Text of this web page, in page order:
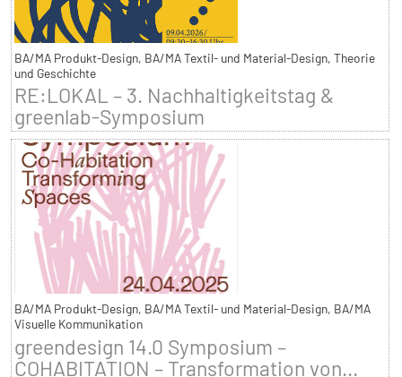
BA/MA Produkt-Design, BA/MA Textil- und Material-Design, Theorie
und Geschichte
RE:LOKAL – 3. Nachhaltigkeitstag &
greenlab-Symposium
BA/MA Produkt-Design, BA/MA Textil- und Material-Design, BA/MA
Visuelle Kommunikation
greendesign 14.0 Symposium –
COHABITATION – Transformation von...